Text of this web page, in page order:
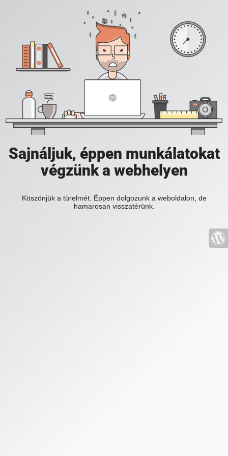
Sajnáljuk, éppen munkálatokat
végzünk a webhelyen
Köszönjük a türelmét. Éppen dolgozunk a weboldalon, de
hamarosan visszatérünk.